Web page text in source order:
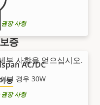
장 사항
AC/DC
닌 경우 30W
장 사항
증
부 사항을 얻으십시오.
동